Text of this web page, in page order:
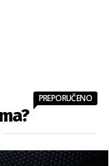
PREPORUČENO